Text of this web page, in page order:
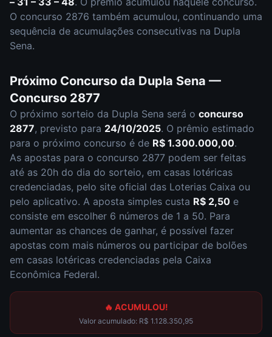
O concurso 2876 também acumulou, continuando uma
sequência de acumulações consecutivas na Dupla
Sena.
Próximo Concurso da Dupla Sena —
Concurso 2877
O próximo sorteio da Dupla Sena será o concurso
2877, previsto para 24/10/2025. O prêmio estimado
para o próximo concurso é de R$ 1.300.000,00.
As apostas para o concurso 2877 podem ser feitas
até as 20h do dia do sorteio, em casas lotéricas
credenciadas, pelo site oficial das Loterias Caixa ou
pelo aplicativo. A aposta simples custa R$ 2,50 e
consiste em escolher 6 números de 1 a 50. Para
aumentar as chances de ganhar, é possível fazer
apostas com mais números ou participar de bolões
em casas lotéricas credenciadas pela Caixa
Econômica Federal.
🔥 ACUMULOU!
Valor acumulado: R$ 1.128.350,95